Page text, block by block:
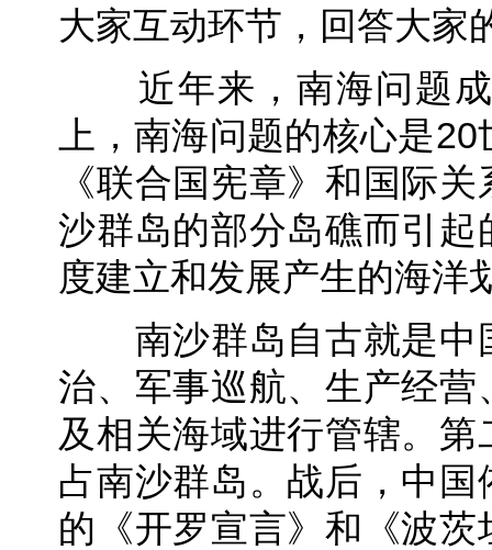
大家互动环节，回答大家
近年来，南海问题成
上，南海问题的核心是
《联合国宪章》和国际
沙群岛的部分岛礁而引
度建立和发展产生的海洋
南沙群岛自古就是中
治、军事巡航、生产经
及相关海域进行管辖。
占南沙群岛。战后，中
的《开罗宣言》和《波